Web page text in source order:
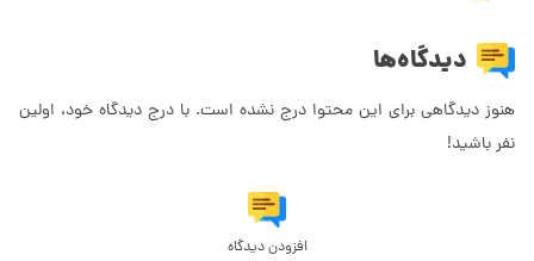
دیدگاه‌ها
هنوز دیدگاهی برای این محتوا درج نشده است. با درج دیدگاه خود، اولین
نفر باشید!
افزودن دیدگاه